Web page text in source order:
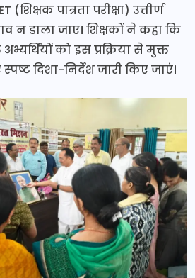
(शिक्षक पात्रता परीक्षा) उत्तीर्ण
न डाला जाए। शिक्षकों ने कहा कि
को इस प्रक्रिया से मुक्त
दिशा-निर्देश जारी किए जाएं।